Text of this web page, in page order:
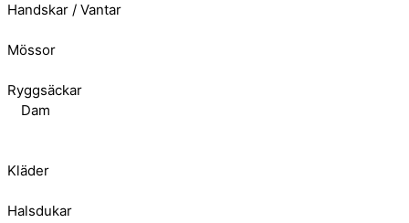
Handskar / Vantar
Mössor
Ryggsäckar
Dam
Kläder
Halsdukar